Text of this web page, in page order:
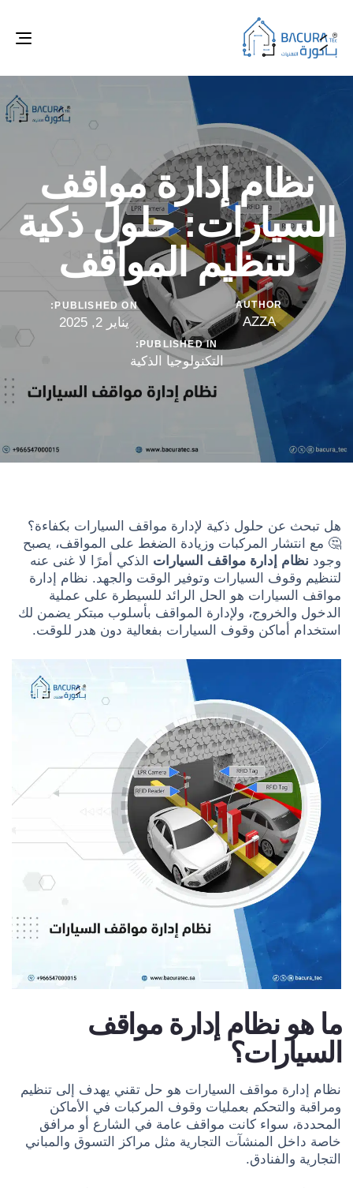
نظام إدارة مواقف
السيارات: حلول ذكية
لتنظيم المواقف
AUTHOR
AZZA
PUBLISHED ON:
يناير 2, 2025
PUBLISHED IN:
التكنولوجيا الذكية
هل تبحث عن حلول ذكية لإدارة مواقف السيارات بكفاءة؟
🤔 مع انتشار المركبات وزيادة الضغط على المواقف، يصبح
وجود نظام إدارة مواقف السيارات الذكي أمرًا لا غنى عنه
لتنظيم وقوف السيارات وتوفير الوقت والجهد. نظام إدارة
مواقف السيارات هو الحل الرائد للسيطرة على عملية
الدخول والخروج، ولإدارة المواقف بأسلوب مبتكر يضمن لك
استخدام أماكن وقوف السيارات بفعالية دون هدر للوقت.
ما هو نظام إدارة مواقف
السيارات؟
نظام إدارة مواقف السيارات هو حل تقني يهدف إلى تنظيم
ومراقبة والتحكم بعمليات وقوف المركبات في الأماكن
المحددة، سواء كانت مواقف عامة في الشارع أو مرافق
خاصة داخل المنشآت التجارية مثل مراكز التسوق والمباني
التجارية والفنادق.